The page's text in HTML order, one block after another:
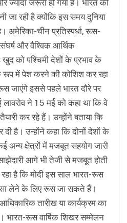
जरूरी हो गया है। भारत की
जा रही है क्योंकि इस समय दुनिया
चीन प्रतिस्पर्धा, रूस-
और वैश्विक आर्थिक
को पश्चिमी देशों के प्रभाव के
में पेश करने की कोशिश कर रहा
जाएंगे इससे पहले भारत दौरे पर
ने 15 मई को कहा था कि वे
कर रहे हैं। उन्होंने बताया कि
है। उन्होंने कहा कि दोनों देशों के
अन्य क्षेत्रों में मजबूत सहयोग जारी
आगे भी तेजी से मजबूत होती
है कि मोदी इस साल भारत-रूस
लेने के लिए रूस जा सकते हैं।
तारीख या कार्यक्रम का
भारत-रूस वार्षिक शिखर सम्मेलन